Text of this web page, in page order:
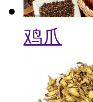
鸡爪